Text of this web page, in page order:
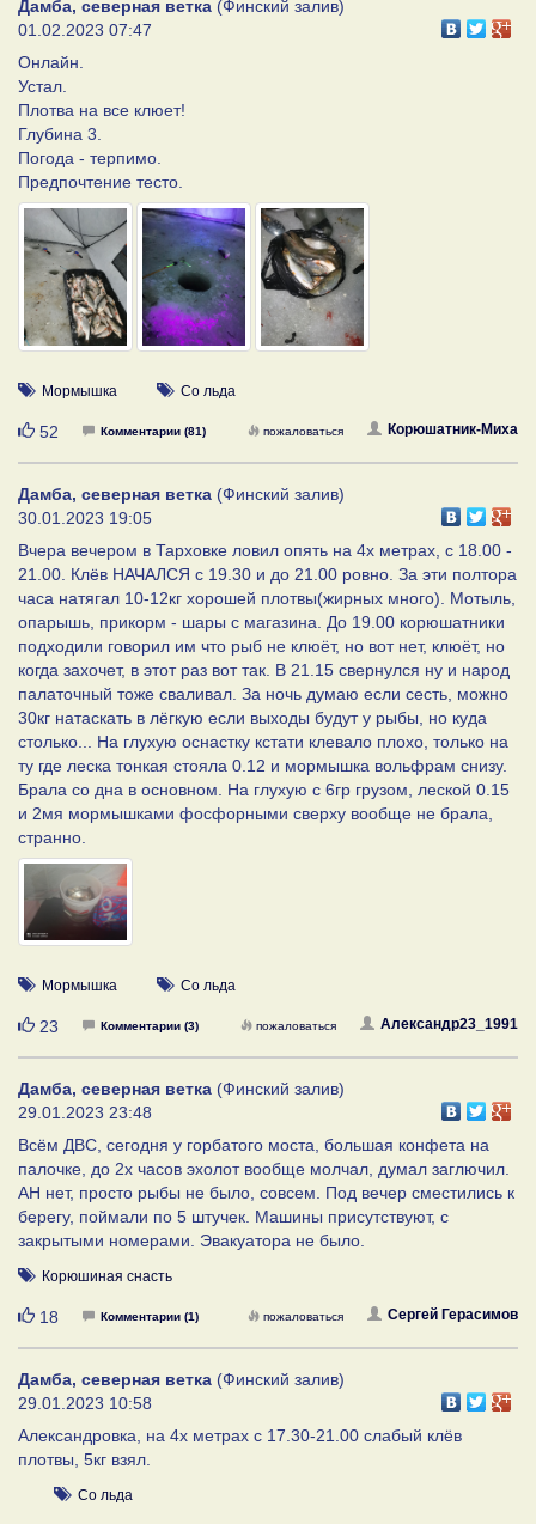
Дамба, северная ветка (Финский залив)
01.02.2023 07:47
Онлайн.
Устал.
Плотва на все клюет!
Глубина 3.
Погода - терпимо.
Предпочтение тесто.
Мормышка Со льда
Нравится
52 Комментарии (81) Корюшатник-Миха
пожаловаться
Дамба, северная ветка (Финский залив)
30.01.2023 19:05
Вчера вечером в Тарховке ловил опять на 4х метрах, с 18.00 -
21.00. Клёв НАЧАЛСЯ с 19.30 и до 21.00 ровно. За эти полтора
часа натягал 10-12кг хорошей плотвы(жирных много). Мотыль,
опарышь, прикорм - шары с магазина. До 19.00 корюшатники
подходили говорил им что рыб не клюёт, но вот нет, клюёт, но
когда захочет, в этот раз вот так. В 21.15 свернулся ну и народ
палаточный тоже сваливал. За ночь думаю если сесть, можно
30кг натаскать в лёгкую если выходы будут у рыбы, но куда
столько... На глухую оснастку кстати клевало плохо, только на
ту где леска тонкая стояла 0.12 и мормышка вольфрам снизу.
Брала со дна в основном. На глухую с 6гр грузом, леской 0.15
и 2мя мормышками фосфорными сверху вообще не брала,
странно.
Мормышка Со льда
Нравится
23 Комментарии (3) Александр23_1991
пожаловаться
Дамба, северная ветка (Финский залив)
29.01.2023 23:48
Всём ДВС, сегодня у горбатого моста, большая конфета на
палочке, до 2х часов эхолот вообще молчал, думал заглючил.
АН нет, просто рыбы не было, совсем. Под вечер сместились к
берегу, поймали по 5 штучек. Машины присутствуют, с
закрытыми номерами. Эвакуатора не было.
Корюшиная снасть
Нравится
18 Комментарии (1) Сергей Герасимов
пожаловаться
Дамба, северная ветка (Финский залив)
29.01.2023 10:58
Александровка, на 4х метрах с 17.30-21.00 слабый клёв
плотвы, 5кг взял.
Со льда